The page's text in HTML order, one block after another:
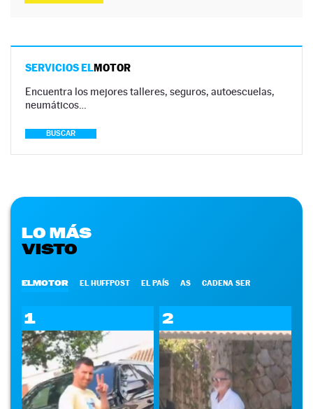
SERVICIOS ELMOTOR
Encuentra los mejores talleres, seguros, autoescuelas,
neumáticos…
BUSCAR
LO MÁS
VISTO
ELMOTOR EL HUFFPOST EL PAÍS AS CADENA SER
1 2